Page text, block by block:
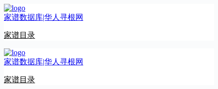
跳
至
容
家谱数据库|华人寻根网
家谱目录
家谱数据库|华人寻根网
家谱目录